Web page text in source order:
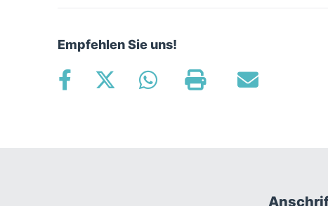
Empfehlen Sie uns!